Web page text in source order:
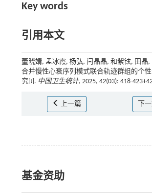
Key words
引用本文
董晓婧, 孟冰霞, 杨弘, 闫晶晶, 和紫铉, 田晶,
合并慢性心衰序列模式联合轨迹群组的个
究[J]. 中国卫生统计, 2025, 42(03): 418-
上一篇 下
基金资助